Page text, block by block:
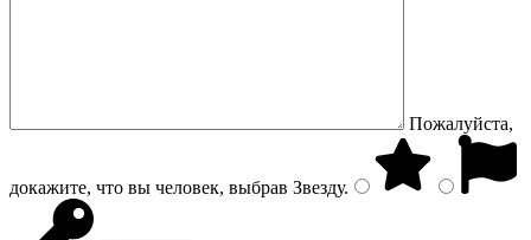
Пожалуйста,
докажите, что вы человек, выбрав Звезду.